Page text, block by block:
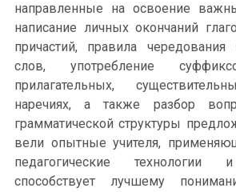
направленные на освоение
написание личных окончаний
причастий, правила
слов, употребление
прилагательных,
наречиях, а также разбор
грамматической структуры
вели опытные учителя,
педагогические
способствует лучшему